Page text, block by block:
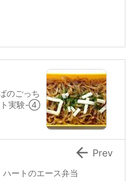
のごっち
ト実験-④
ートのエース弁当
 Prev